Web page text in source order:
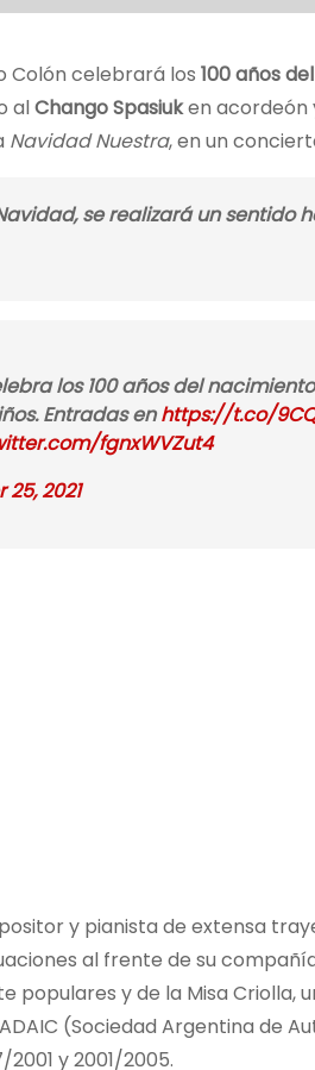
Colón celebrará los 100 años
alChango Spasiuken acordeón
Navidad Nuestra, en un
se realizará un sentido
los 100 años del
Entradas enhttps://t.co/
fgnxWVZut4
2021
y pianista de extensa
al frente de su
populares y de la Misa Criolla,
(Sociedad Argentina de
y 2001/2005.